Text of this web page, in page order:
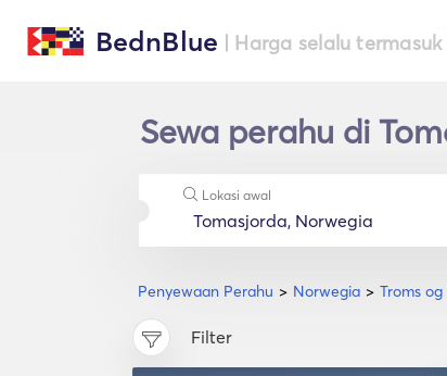
BednBlue | Harga selalu termasuk
Sewa perahu di
Penyewaan Perahu Norwegia Troms
Lokasi awal
Filter